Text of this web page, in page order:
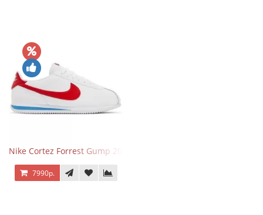
Nike Cortez Forrest Gump 2024
7990р.